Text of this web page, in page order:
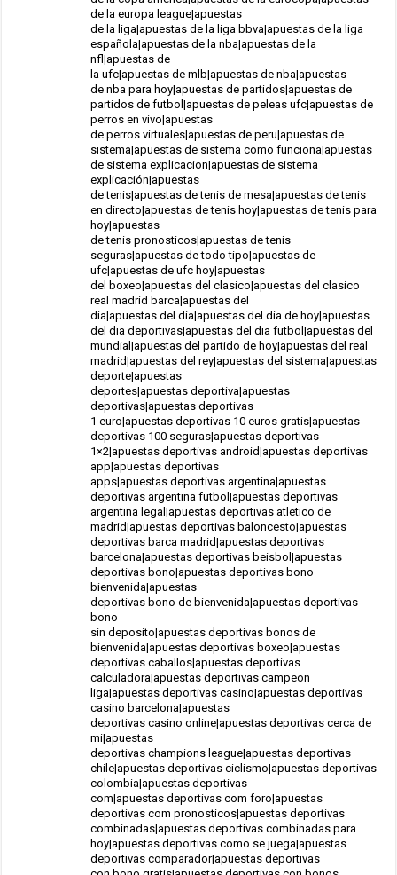
de la europa league|apuestas
de la liga|apuestas de la liga bbva|apuestas de la liga
española|apuestas de la nba|apuestas de la
nfl|apuestas de
la ufc|apuestas de mlb|apuestas de nba|apuestas
de nba para hoy|apuestas de partidos|apuestas de
partidos de futbol|apuestas de peleas ufc|apuestas de
perros en vivo|apuestas
de perros virtuales|apuestas de peru|apuestas de
sistema|apuestas de sistema como funciona|apuestas
de sistema explicacion|apuestas de sistema
explicación|apuestas
de tenis|apuestas de tenis de mesa|apuestas de tenis
en directo|apuestas de tenis hoy|apuestas de tenis para
hoy|apuestas
de tenis pronosticos|apuestas de tenis
seguras|apuestas de todo tipo|apuestas de
ufc|apuestas de ufc hoy|apuestas
del boxeo|apuestas del clasico|apuestas del clasico
real madrid barca|apuestas del
dia|apuestas del día|apuestas del dia de hoy|apuestas
del dia deportivas|apuestas del dia futbol|apuestas del
mundial|apuestas del partido de hoy|apuestas del real
madrid|apuestas del rey|apuestas del sistema|apuestas
deporte|apuestas
deportes|apuestas deportiva|apuestas
deportivas|apuestas deportivas
1 euro|apuestas deportivas 10 euros gratis|apuestas
deportivas 100 seguras|apuestas deportivas
1×2|apuestas deportivas android|apuestas deportivas
app|apuestas deportivas
apps|apuestas deportivas argentina|apuestas
deportivas argentina futbol|apuestas deportivas
argentina legal|apuestas deportivas atletico de
madrid|apuestas deportivas baloncesto|apuestas
deportivas barca madrid|apuestas deportivas
barcelona|apuestas deportivas beisbol|apuestas
deportivas bono|apuestas deportivas bono
bienvenida|apuestas
deportivas bono de bienvenida|apuestas deportivas
bono
sin deposito|apuestas deportivas bonos de
bienvenida|apuestas deportivas boxeo|apuestas
deportivas caballos|apuestas deportivas
calculadora|apuestas deportivas campeon
liga|apuestas deportivas casino|apuestas deportivas
casino barcelona|apuestas
deportivas casino online|apuestas deportivas cerca de
mi|apuestas
deportivas champions league|apuestas deportivas
chile|apuestas deportivas ciclismo|apuestas deportivas
colombia|apuestas deportivas
com|apuestas deportivas com foro|apuestas
deportivas com pronosticos|apuestas deportivas
combinadas|apuestas deportivas combinadas para
hoy|apuestas deportivas como se juega|apuestas
deportivas comparador|apuestas deportivas